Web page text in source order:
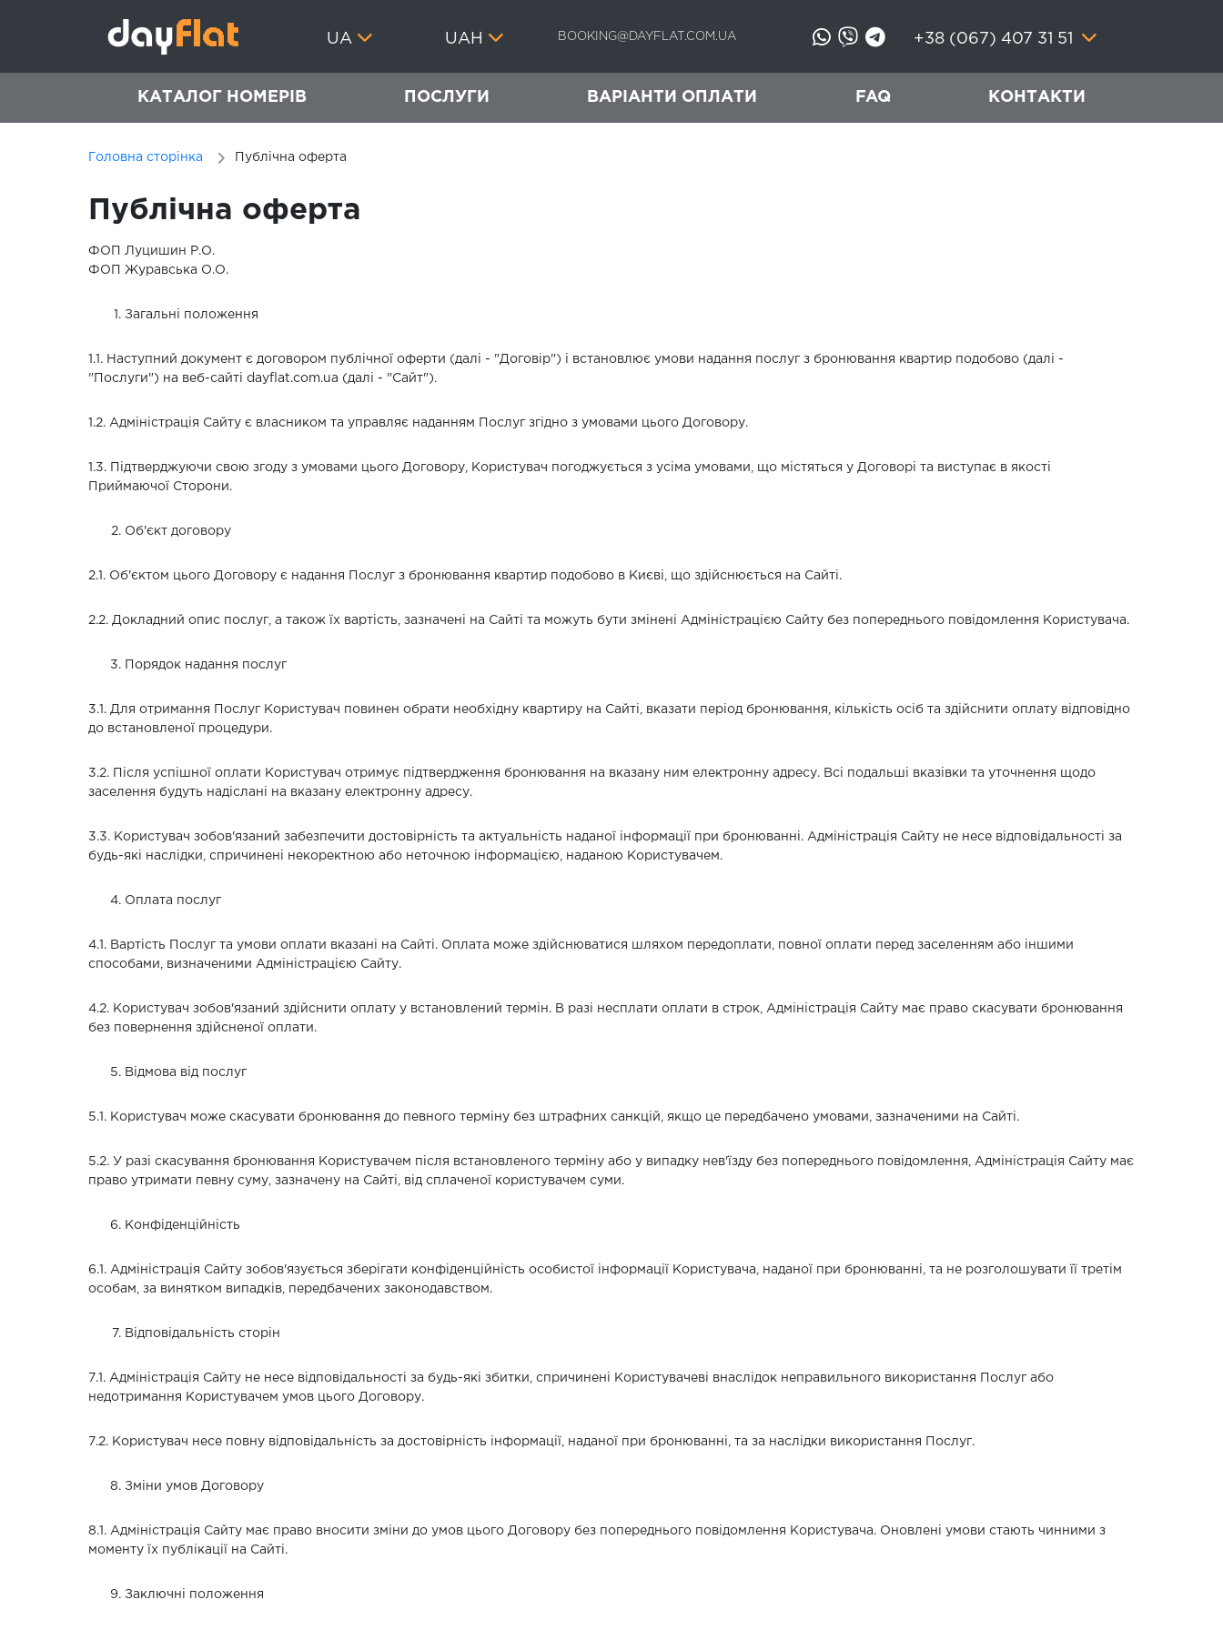
UA UAH BOOKING@DAYFLAT.COM.UA +38 (067) 407 31 51
КАТАЛОГ НОМЕРІВ ПОСЛУГИ ВАРІАНТИ ОПЛАТИ FAQ КОНТАКТИ
Головна сторінка Публічна оферта
Публічна оферта
ФОП Луцишин Р.О.
ФОП Журавська О.О.
Загальні положення
1.1. Наступний документ є договором публічної оферти (далі - "Договір") і встановлює умови надання послуг з бронювання квартир подобово (далі -
"Послуги") на веб-сайті dayflat.com.ua (далі - "Сайт").
1.2. Адміністрація Сайту є власником та управляє наданням Послуг згідно з умовами цього Договору.
1.3. Підтверджуючи свою згоду з умовами цього Договору, Користувач погоджується з усіма умовами, що містяться у Договорі та виступає в якості
Приймаючої Сторони.
Об'єкт договору
2.1. Об'єктом цього Договору є надання Послуг з бронювання квартир подобово в Києві, що здійснюється на Сайті.
2.2. Докладний опис послуг, а також їх вартість, зазначені на Сайті та можуть бути змінені Адміністрацією Сайту без попереднього повідомлення Користувача.
Порядок надання послуг
3.1. Для отримання Послуг Користувач повинен обрати необхідну квартиру на Сайті, вказати період бронювання, кількість осіб та здійснити оплату відповідно
до встановленої процедури.
3.2. Після успішної оплати Користувач отримує підтвердження бронювання на вказану ним електронну адресу. Всі подальші вказівки та уточнення щодо
заселення будуть надіслані на вказану електронну адресу.
3.3. Користувач зобов'язаний забезпечити достовірність та актуальність наданої інформації при бронюванні. Адміністрація Сайту не несе відповідальності за
будь-які наслідки, спричинені некоректною або неточною інформацією, наданою Користувачем.
Оплата послуг
4.1. Вартість Послуг та умови оплати вказані на Сайті. Оплата може здійснюватися шляхом передоплати, повної оплати перед заселенням або іншими
способами, визначеними Адміністрацією Сайту.
4.2. Користувач зобов'язаний здійснити оплату у встановлений термін. В разі несплати оплати в строк, Адміністрація Сайту має право скасувати бронювання
без повернення здійсненої оплати.
Відмова від послуг
5.1. Користувач може скасувати бронювання до певного терміну без штрафних санкцій, якщо це передбачено умовами, зазначеними на Сайті.
5.2. У разі скасування бронювання Користувачем після встановленого терміну або у випадку нев'їзду без попереднього повідомлення, Адміністрація Сайту має
право утримати певну суму, зазначену на Сайті, від сплаченої користувачем суми.
Конфіденційність
6.1. Адміністрація Сайту зобов'язується зберігати конфіденційність особистої інформації Користувача, наданої при бронюванні, та не розголошувати її третім
особам, за винятком випадків, передбачених законодавством.
Відповідальність сторін
7.1. Адміністрація Сайту не несе відповідальності за будь-які збитки, спричинені Користувачеві внаслідок неправильного використання Послуг або
недотримання Користувачем умов цього Договору.
7.2. Користувач несе повну відповідальність за достовірність інформації, наданої при бронюванні, та за наслідки використання Послуг.
Зміни умов Договору
8.1. Адміністрація Сайту має право вносити зміни до умов цього Договору без попереднього повідомлення Користувача. Оновлені умови стають чинними з
моменту їх публікації на Сайті.
Заключні положення